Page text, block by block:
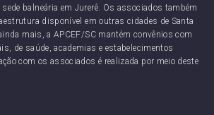
balneária em Jurerê. Os associados também
disponível em outras cidades de Santa
mais, a APCEF/SC mantém convênios com
de saúde, academias e estabelecimentos
com os associados é realizada por meio deste